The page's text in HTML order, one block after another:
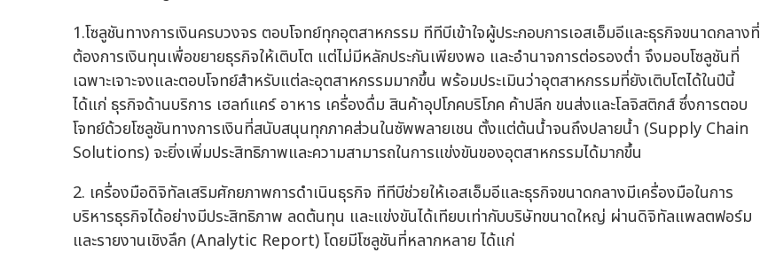
1.โซลูชันทางการเงินครบวงจร ตอบโจทย์ทุกอุตสาหกรรม ทีทีบีเข้าใจผู้ประกอบการเอสเอ็มอีและธุรกิจขนาดกลางที่
ต้องการเงินทุนเพื่อขยายธุรกิจให้เติบโต แต่ไม่มีหลักประกันเพียงพอ และอำนาจการต่อรองต่ำ จึงมอบโซลูชันที่
เฉพาะเจาะจงและตอบโจทย์สำหรับแต่ละอุตสาหกรรมมากขึ้น พร้อมประเมินว่าอุตสาหกรรมที่ยังเติบโตได้ในปีนี้
ได้แก่ ธุรกิจด้านบริการ เฮลท์แคร์ อาหาร เครื่องดื่ม สินค้าอุปโภคบริโภค ค้าปลีก ขนส่งและโลจิสติกส์ ซึ่งการตอบ
โจทย์ด้วยโซลูชันทางการเงินที่สนับสนุนทุกภาคส่วนในซัพพลายเชน ตั้งแต่ต้นน้ำจนถึงปลายน้ำ (Supply Chain
Solutions) จะยิ่งเพิ่มประสิทธิภาพและความสามารถในการแข่งขันของอุตสาหกรรมได้มากขึ้น
2. เครื่องมือดิจิทัลเสริมศักยภาพการดำเนินธุรกิจ ทีทีบีช่วยให้เอสเอ็มอีและธุรกิจขนาดกลางมีเครื่องมือในการ
บริหารธุรกิจได้อย่างมีประสิทธิภาพ ลดต้นทุน และแข่งขันได้เทียบเท่ากับบริษัทขนาดใหญ่ ผ่านดิจิทัลแพลตฟอร์ม
และรายงานเชิงลึก (Analytic Report) โดยมีโซลูชันที่หลากหลาย ได้แก่